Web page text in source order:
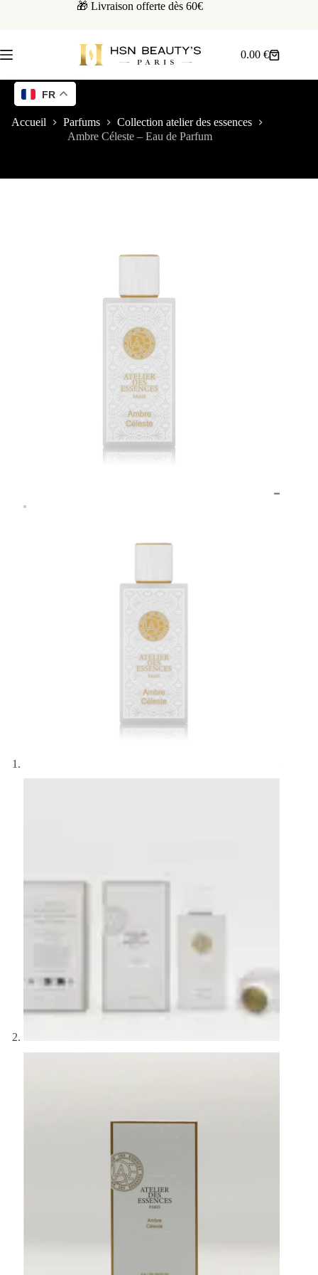
🎁 Livraison offerte dès 60€
0.00€
Accueil Parfums
Collection atelier des essences
Ambre Céleste – Eau de Parfum
FR